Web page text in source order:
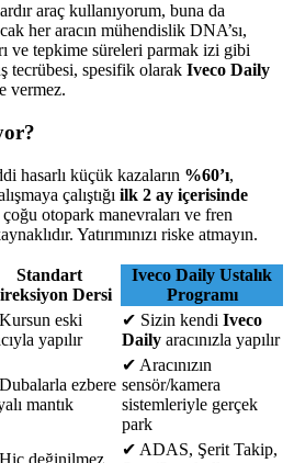
araç kullanıyorum, buna da
her aracın mühendislik DNA’sı,
ve tepkime süreleri parmak izi gibi
tecrübesi, spesifik olarak Iveco Daily
vermez.
hasarlı küçük kazaların %60’ı,
çalıştığı ilk 2 ay içerisinde
otopark manevraları ve fren
Yatırımınızı riske atmayın.
Standart
Dersi
Iveco Daily Ustalık
Programı
Kursun eski
yapılır
✔ Sizin kendi Iveco
Daily aracınızla yapılır
Dubalarla ezbere
mantık
✔ Aracınızın
sensör/kamera
sistemleriyle gerçek
park
Hiç değinilmez
✔ ADAS, Şerit Takip,